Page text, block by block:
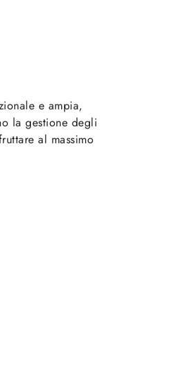
e ampia,
la gestione degli
al massimo